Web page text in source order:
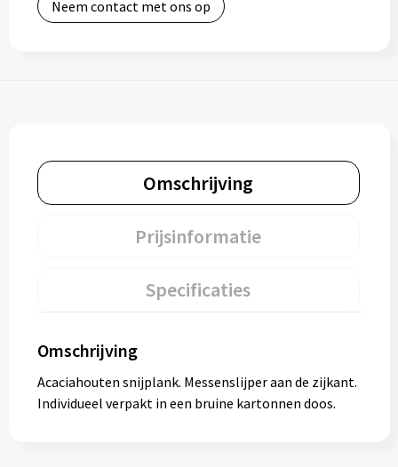
Neem contact met ons op
Omschrijving
Prijsinformatie
Specificaties
Omschrijving
Acaciahouten snijplank. Messenslijper aan de zijkant.
Individueel verpakt in een bruine kartonnen doos.